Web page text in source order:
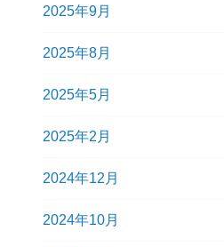
2025年9月
2025年8月
2025年5月
2025年2月
2024年12月
2024年10月